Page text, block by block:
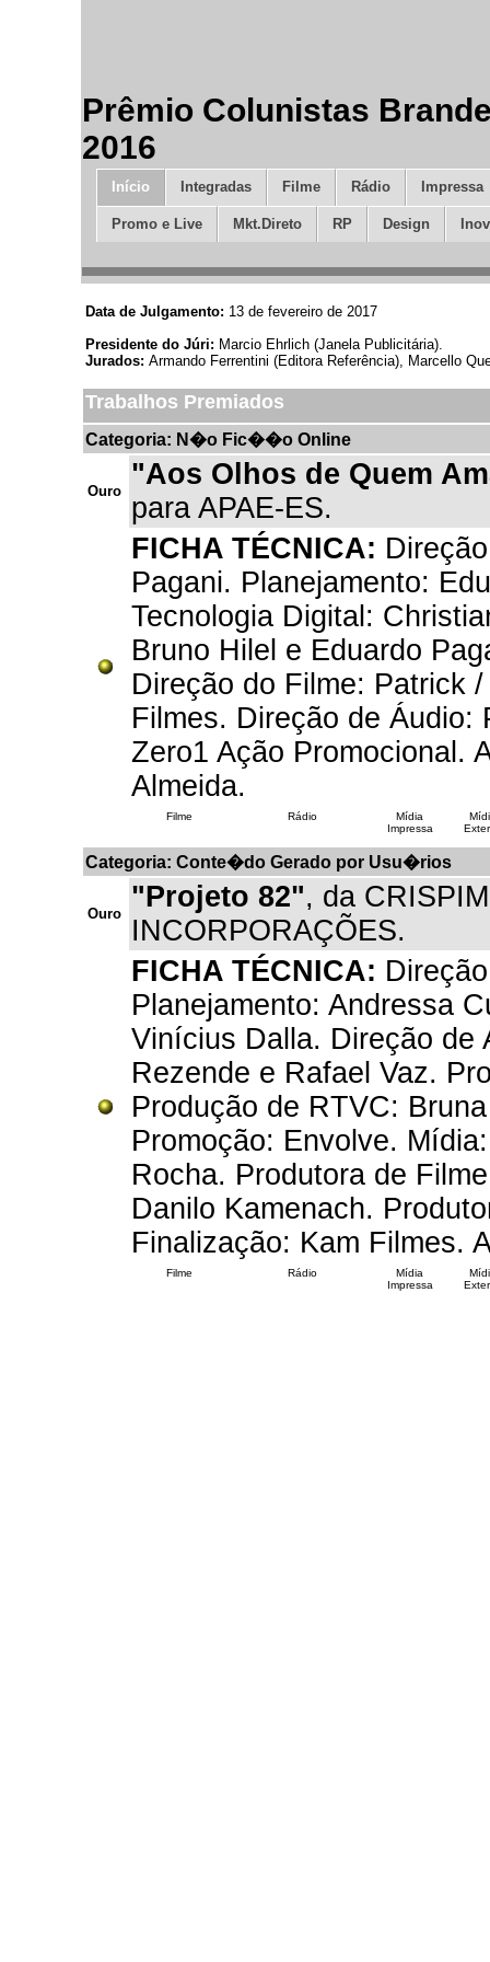
Prêmio Colunistas
2016
Início Integradas Filme Rádio Impressa
Promo e Live Mkt.Direto RP Design
Data de Julgamento: 13 de fevereiro de 2017
Presidente do Júri: Marcio Ehrlich (Janela Publicitária).
Jurados: Armando Ferrentini (Editora Referência), Marcello
Trabalhos Premiados
Categoria: N�o Fic��o Online
Ouro
"Aos Olhos de Quem
para APAE-ES.
FICHA TÉCNICA:
Pagani. Planejamento:
Tecnologia Digital:
Bruno Hilel e Eduardo
Direção do Filme: Patrick
Filmes. Direção de Áudio:
Zero1 Ação Promocional.
Almeida.
Filme Rádio
Mídia
Impressa
Categoria: Conte�do Gerado por Usu�rios
Ouro
"Projeto 82", da
INCORPORAÇÕES.
FICHA TÉCNICA:
Planejamento: Andressa
Vinícius Dalla. Direção de
Rezende e Rafael Vaz.
Produção de RTVC:
Promoção: Envolve.
Rocha. Produtora de
Danilo Kamenach.
Finalização: Kam Filmes.
Filme Rádio
Mídia
Impressa